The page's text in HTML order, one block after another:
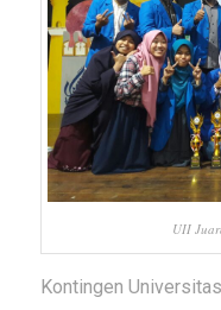
UII
Kontingen